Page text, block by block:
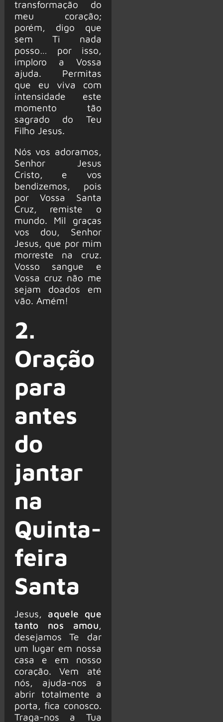
transformação do
meu coração;
porém, digo que
sem Ti nada
posso… por isso,
imploro a Vossa
ajuda. Permitas
que eu viva com
intensidade este
momento tão
sagrado do Teu
Filho Jesus.
Nós vos adoramos,
Senhor Jesus
Cristo, e vos
bendizemos, pois
por Vossa Santa
Cruz, remiste o
mundo. Mil graças
vos dou, Senhor
Jesus, que por mim
morreste na cruz.
Vosso sangue e
Vossa cruz não me
sejam doados em
vão. Amém!
2.
Oração
para
antes
do
jantar
na
Quinta-
feira
Santa
Jesus, aquele que
tanto nos amou,
desejamos Te dar
um lugar em nossa
casa e em nosso
coração. Vem até
nós, ajuda-nos a
abrir totalmente a
porta, fica conosco.
Traga-nos a Tua